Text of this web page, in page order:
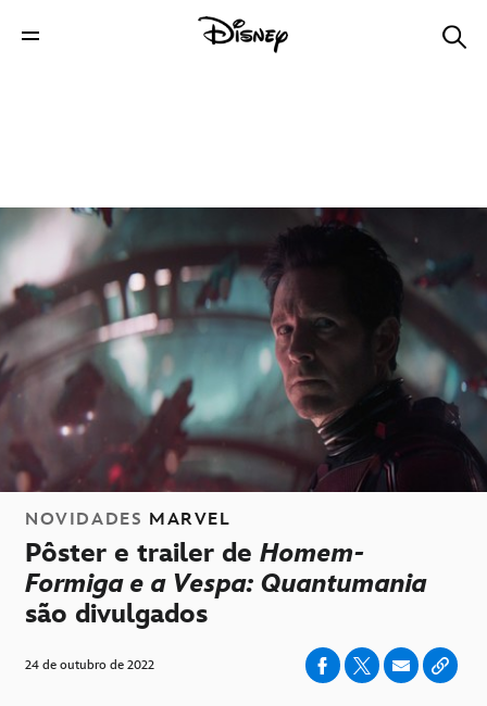
NOVIDADES MARVEL
Pôster e trailer de Homem-
Formiga e a Vespa: Quantumania
são divulgados
24 de outubro de 2022